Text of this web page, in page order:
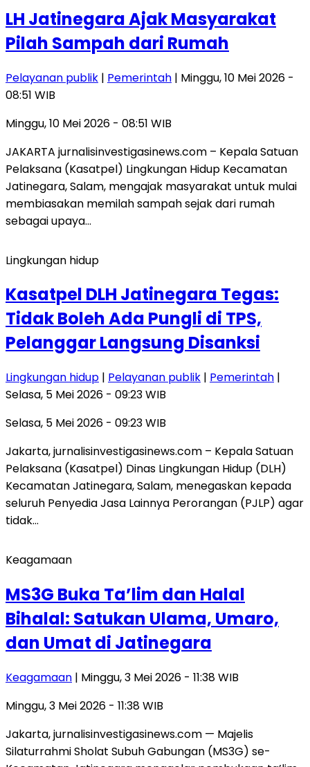
LH Jatinegara Ajak Masyarakat
Pilah Sampah dari Rumah
Pelayanan publik | Pemerintah | Minggu, 10 Mei 2026 -
08:51 WIB
Minggu, 10 Mei 2026 - 08:51 WIB
JAKARTA jurnalisinvestigasinews.com – Kepala Satuan
Pelaksana (Kasatpel) Lingkungan Hidup Kecamatan
Jatinegara, Salam, mengajak masyarakat untuk mulai
membiasakan memilah sampah sejak dari rumah
sebagai upaya…
Lingkungan hidup
Kasatpel DLH Jatinegara Tegas:
Tidak Boleh Ada Pungli di TPS,
Pelanggar Langsung Disanksi
Lingkungan hidup | Pelayanan publik | Pemerintah |
Selasa, 5 Mei 2026 - 09:23 WIB
Selasa, 5 Mei 2026 - 09:23 WIB
Jakarta, jurnalisinvestigasinews.com – Kepala Satuan
Pelaksana (Kasatpel) Dinas Lingkungan Hidup (DLH)
Kecamatan Jatinegara, Salam, menegaskan kepada
seluruh Penyedia Jasa Lainnya Perorangan (PJLP) agar
tidak…
Keagamaan
MS3G Buka Ta’lim dan Halal
Bihalal: Satukan Ulama, Umaro,
dan Umat di Jatinegara
Keagamaan | Minggu, 3 Mei 2026 - 11:38 WIB
Minggu, 3 Mei 2026 - 11:38 WIB
Jakarta, jurnalisinvestigasinews.com — Majelis
Silaturrahmi Sholat Subuh Gabungan (MS3G) se-